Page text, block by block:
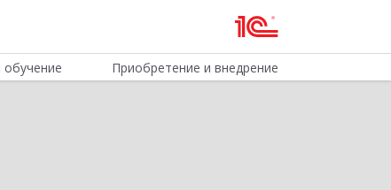
Приобретение и внедрение